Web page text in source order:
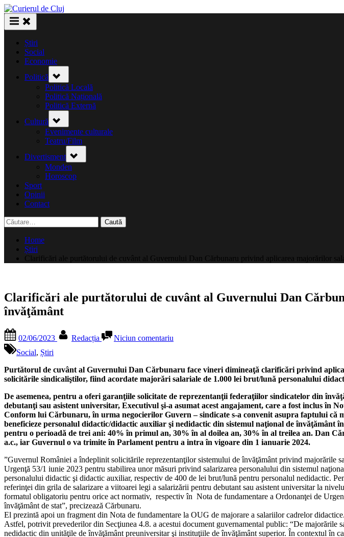
Skip
to
content
Știri
Social
Economie
Politică
sub-
menu
Politică Locală
Politică Națională
Politică Externă
Cultură
sub-
menu
Evenimente culturale
Teatru/Film
Divertisment sub-
menu
Monden
Horoscop
Sport
Opinii
Contact
Caută
după:
Home
Știri
Clarificări ale purtătorului de cuvânt al Guvernului Dan Cărbunaru privind aplicarea majorărilor
Clarificări ale purtătorului de cuvânt al Guvernului Dan
învăţământ
on
02/06/2023 Redacția Niciun comentariuClarificări
de
cuvânt
Guvernului
Dan
Cărbunaru
privind
aplicarea
majorărilor
din
sistemul
de
învăţământ
Social, Știri
Purtătorul de cuvânt al Guvernului Dan Cărbunaru face vineri dimineaţă clarificări privind
solicitările sindicaliştilor, fiind acordate majorări salariale de 1.000 lei brut/lună personalului
De asemenea, pentru a oferi garanţiile solicitate de reprezentanţii federaţiilor sindicatelor din
debutanţi sau asistent universitar, Executivul şi-a asumat acest angajament, care a fost inclus
Conform lui Cărbunaru, în urma negocierilor Guvern – sindicate s-a convenit asupra faptului că
beneficieze personalul didactic/didactic auxiliar şi nedidactic din sistemul naţional de
pentru o perioadă de trei ani: 40% în primul an, 30% în al doilea an, 30% în al treilea an. Dan
a.c., iar Guvernul o va trimite în Parlament pentru a intra în vigoare din 1 ianuarie 2024.
”Guvernul României a îndeplinit solicitările reprezentanţilor sistemului de învăţământ privind
Urgenţă 53/1 iunie 2023 pentru stabilirea unor măsuri privind salarizarea personalului din sistemul
personalului didactic şi didactic auxiliar, respectiv de 400 de lei brut/lună pentru personalul nedidactic.
referinţei din grila de salarizare a viitoarei legi a salarizării pentru debutant sau asistent universitar la
formatul obligatoriu pentru orice act normativ, respectiv în Nota de fundamentare a Ordonanţei de
învăţământ de stat”, precizează Cărbunaru.
El prezintă apoi un fragment din Nota de fundamentare la OUG de majorare a salariilor cadrelor didactice.
Astfel, potrivit prevederilor din Secţiunea 4.8. a acestui document guvernamental public: “De
nedidactic din unităţile de învăţământ preuniversitar şi instituţiile de învăţământ superior. În contextul în